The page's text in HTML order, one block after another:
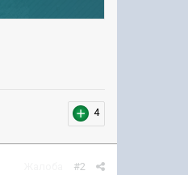
4
#2